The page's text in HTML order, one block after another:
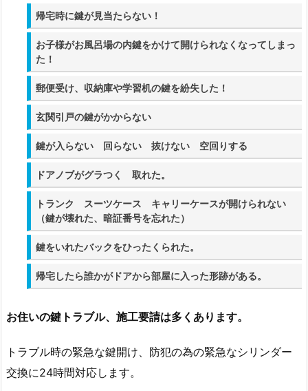
１
８
か
所
の
鍵
屋
サ
ビ
ス
拠
か
ら
緊
動
し
帰宅時に鍵が見当たらない！
お子様がお風呂場の内鍵をかけて開けられなくなってしまっ
た！
郵便受け、収納庫や学習机の鍵を紛失した！
玄関引戸の鍵がかからない
鍵が入らない 回らない 抜けない 空回りする
ドアノブがグラつく 取れた。
トランク スーツケース キャリーケースが開けられない
（鍵が壊れた、暗証番号を忘れた）
鍵をいれたバックをひったくられた。
帰宅したら誰かがドアから部屋に入った形跡がある。
お住いの鍵トラブル、施工要請は多くあります。
トラブル時の緊急な鍵開け、防犯の為の緊急なシリンダー
交換に24時間対応します。